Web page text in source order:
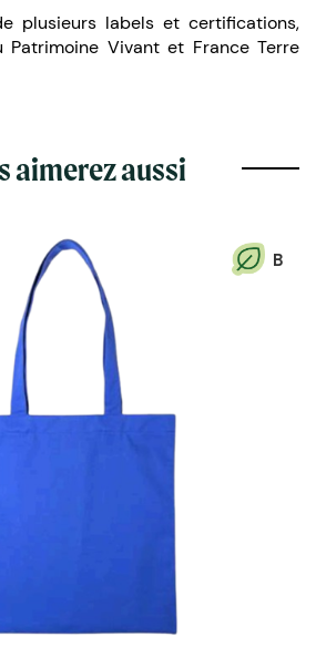
plusieurs labels et certifications,
Patrimoine Vivant et France Terre
aimerez aussi
B